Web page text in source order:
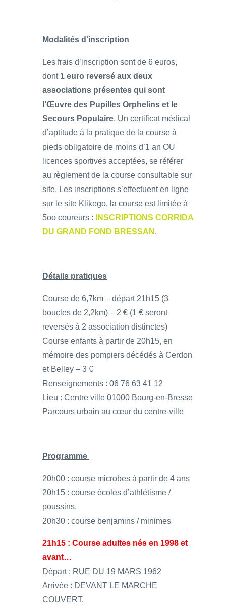
Modalités d’inscription
Les frais d’inscription sont de 6 euros,
dont 1 euro reversé aux deux
associations présentes qui sont
l’Œuvre des Pupilles Orphelins et le
Secours Populaire. Un certificat médical
d’aptitude à la pratique de la course à
pieds obligatoire de moins d’1 an OU
licences sportives acceptées, se référer
au règlement de la course consultable sur
site. Les inscriptions s’effectuent en ligne
sur le site Klikego, la course est limitée à
5oo coureurs :
INSCRIPTIONS CORRIDA
DU GRAND FOND BRESSAN .
Détails pratiques
Course de 6,7km – départ 21h15 (3
boucles de 2,2km) – 2 € (1 € seront
reversés à 2 association distinctes)
Course enfants à partir de 20h15, en
mémoire des pompiers décédés à Cerdon
et Belley – 3 €
Renseignements : 06 76 63 41 12
Lieu : Centre ville 01000 Bourg-en-Bresse
Parcours urbain au cœur du centre-ville
Programme
20h00 : course microbes à partir de 4 ans
20h15 : course écoles d’athlétisme /
poussins.
20h30 : course benjamins / minimes
21h15 : Course adultes nés en 1998 et
avant…
Départ : RUE DU 19 MARS 1962
Arrivée : DEVANT LE MARCHE
COUVERT.